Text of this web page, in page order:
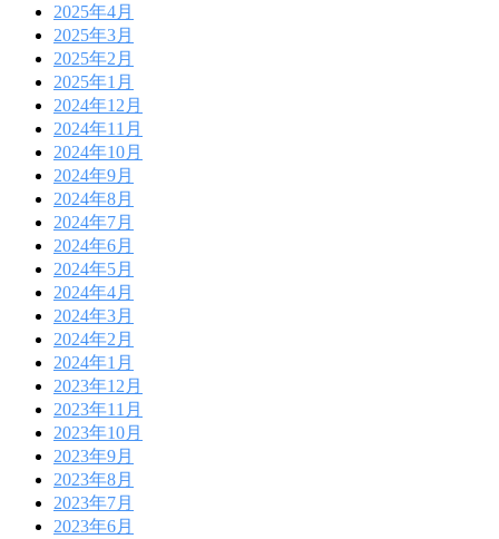
2025年4月
2025年3月
2025年2月
2025年1月
2024年12月
2024年11月
2024年10月
2024年9月
2024年8月
2024年7月
2024年6月
2024年5月
2024年4月
2024年3月
2024年2月
2024年1月
2023年12月
2023年11月
2023年10月
2023年9月
2023年8月
2023年7月
2023年6月